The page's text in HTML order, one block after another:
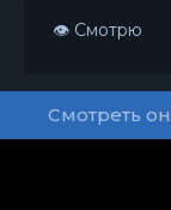
👁 Смотрю
Смотреть